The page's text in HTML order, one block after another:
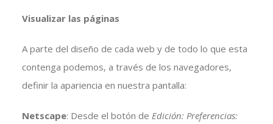
Visualizar las páginas
A parte del diseño de cada web y de todo lo que esta
contenga podemos, a través de los navegadores,
definir la apariencia en nuestra pantalla:
Netscape: Desde el botón de Edición: Preferencias: